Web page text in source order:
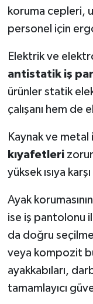
koruma cepleri,
personel için
Elektrik ve
antistatik iş
ürünler statik
çalışanı hem de
Kaynak ve metal
kıyafetleri
yüksek ısıya
Ayak
ise iş pantolonu
da doğru
veya kompozit
ayakkabıları,
tamamlayıcı